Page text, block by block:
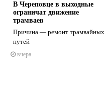
В Череповце в выходные
ограничат движение
трамваев
Причина — ремонт трамвайных
путей
вчера